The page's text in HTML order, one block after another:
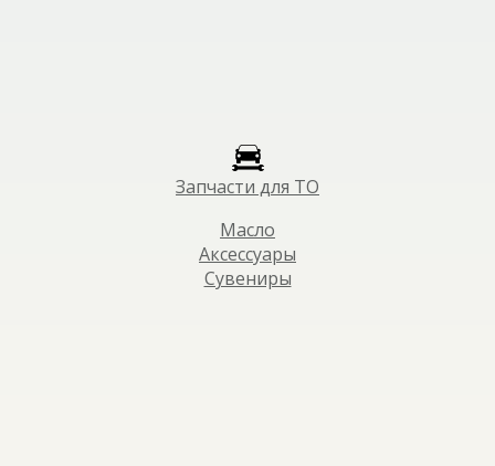
Запчасти для ТО
Масло
Аксессуары
Сувениры